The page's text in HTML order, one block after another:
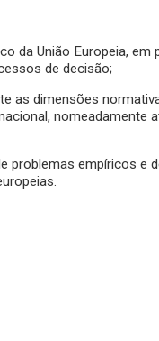
da União Europeia, em
de decisão;
as dimensões
nomeadamente
problemas empíricos e